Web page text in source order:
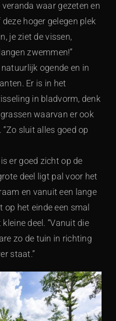
waar gezeten en
hoger gelegen plek
je ziet de vissen,
zwemmen!”
ogende en in
Er is in het
in bladvorm, denk
waarvan er ook
sluit alles goed op
er goed zicht op de
deel ligt pal voor het
en vanuit een lange
het einde een smal
deel. “Vanuit die
zo de tuin in richting
staat.”